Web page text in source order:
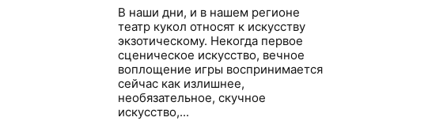
В наши дни, и в нашем регионе
театр кукол относят к искусству
экзотическому. Некогда первое
сценическое искусство, вечное
воплощение игры воспринимается
сейчас как излишнее,
необязательное, скучное
искусство,...